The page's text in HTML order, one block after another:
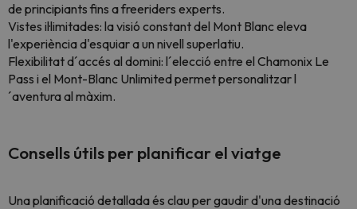
de principiants fins a freeriders experts.
Vistes il·limitades: la visió constant del Mont Blanc eleva
l'experiència d'esquiar a un nivell superlatiu.
Flexibilitat d´accés al domini: l´elecció entre el Chamonix Le
Pass i el Mont-Blanc Unlimited permet personalitzar l
´aventura al màxim.
Consells útils per planificar el viatge
Una planificació detallada és clau per gaudir d'una destinació